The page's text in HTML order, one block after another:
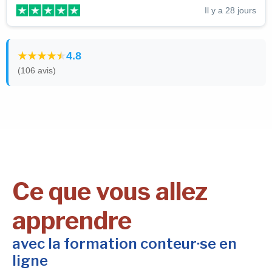
Il y a 28 jours
4.8
(106 avis)
Ce que vous allez
apprendre
avec la formation conteur·se en
ligne